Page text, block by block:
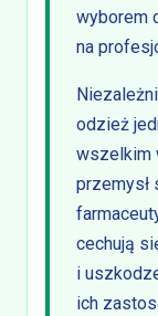
wyborem
na
odzież
wszelkim
przemysł
cechują
i
ich